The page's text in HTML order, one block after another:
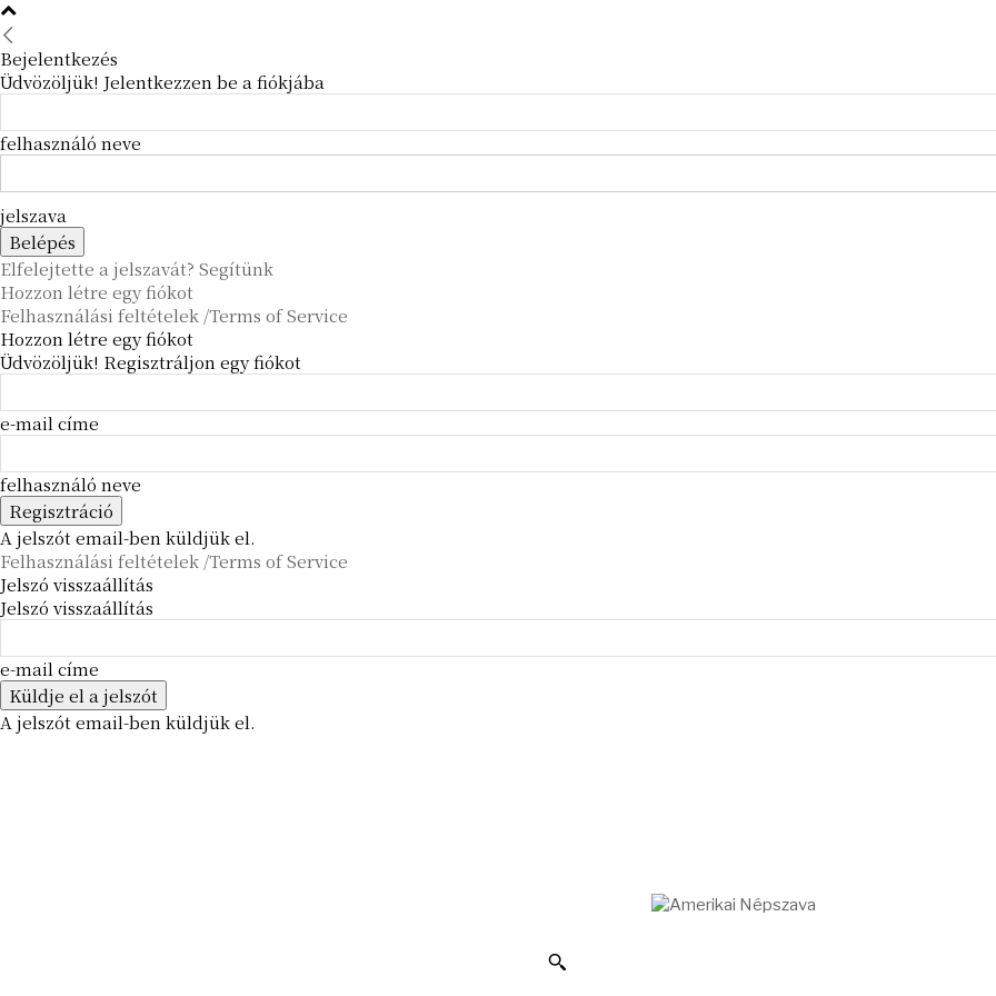
Bejelentkezés
Üdvözöljük! Jelentkezzen be a fiókjába
felhasználó neve
jelszava
Elfelejtette a jelszavát? Segítünk
Hozzon létre egy fiókot
Felhasználási feltételek /Terms of Service
Hozzon létre egy fiókot
Üdvözöljük! Regisztráljon egy fiókot
e-mail címe
felhasználó neve
A jelszót email-ben küldjük el.
Felhasználási feltételek /Terms of Service
Jelszó visszaállítás
Jelszó visszaállítás
e-mail címe
A jelszót email-ben küldjük el.